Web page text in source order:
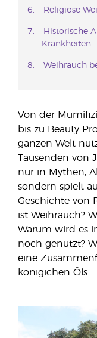
Religiöse
Historische
Krankheiten
Weihrauch
Von der
bis zu Beauty
ganzen Welt
Tausenden von
nur in Mythen,
sondern spielt
Geschichte von
ist Weihrauch?
Warum wird es
noch genutzt?
eine
königichen Öls.